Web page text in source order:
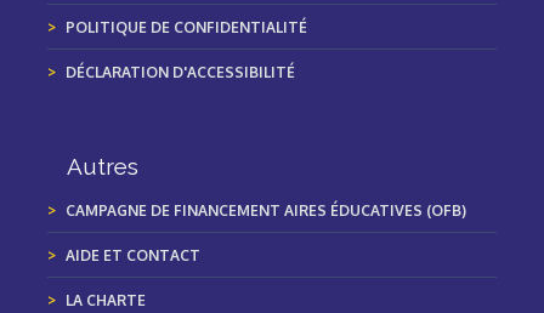
POLITIQUE DE CONFIDENTIALITÉ
DÉCLARATION D'ACCESSIBILITÉ
Autres
CAMPAGNE DE FINANCEMENT AIRES ÉDUCATIVES (OFB)
AIDE ET CONTACT
LA CHARTE